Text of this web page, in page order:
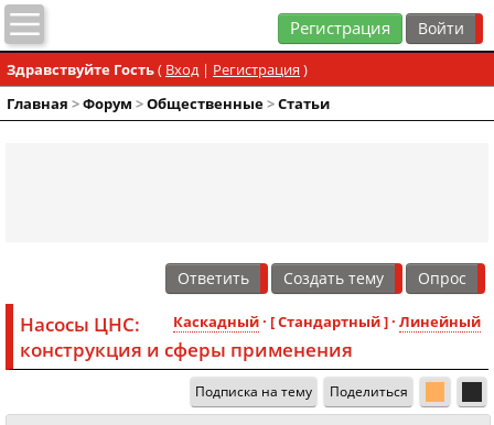
Регистрация
Здравствуйте Гость( Вход| Регистрация )
Главная >Форум >Общественные>Статьи
Ответить Создать тему Опрос
Каскадный· [ Стандартный ] · Линейный
Насосы ЦНС:
конструкция и сферы применения
Подписка на тему Поделиться